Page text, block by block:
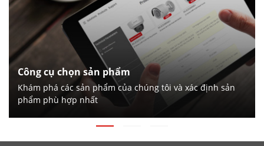
Công cụ chọn sản phẩm
Khám phá các sản phẩm của chúng tôi và xác định sản
phẩm phù hợp nhất